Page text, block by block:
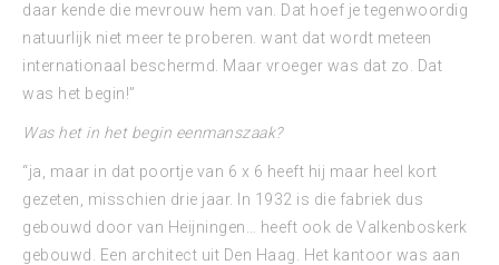
daar kende die mevrouw hem van. Dat hoef je tegenwoordig
natuurlijk niet meer te proberen. want dat wordt meteen
internationaal beschermd. Maar vroeger was dat zo. Dat
was het begin!”
Was het in het begin eenmanszaak?
“ja, maar in dat poortje van 6 x 6 heeft hij maar heel kort
gezeten, misschien drie jaar. In 1932 is die fabriek dus
gebouwd door van Heijningen… heeft ook de Valkenboskerk
gebouwd. Een architect uit Den Haag. Het kantoor was aan